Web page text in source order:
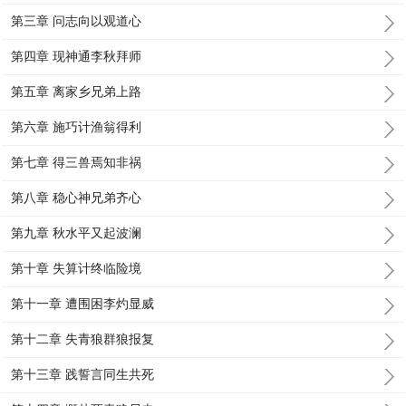
第三章 问志向以观道心
第四章 现神通李秋拜师
第五章 离家乡兄弟上路
第六章 施巧计渔翁得利
第七章 得三兽焉知非祸
第八章 稳心神兄弟齐心
第九章 秋水平又起波澜
第十章 失算计终临险境
第十一章 遭围困李灼显威
第十二章 失青狼群狼报复
第十三章 践誓言同生共死